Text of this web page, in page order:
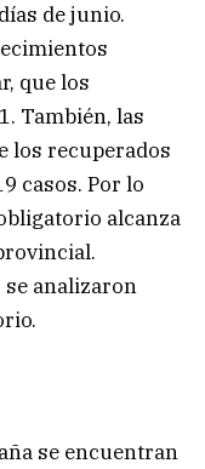
de junio.
que los
También, las
los recuperados
casos. Por lo
alcanza
se analizaron
se encuentran